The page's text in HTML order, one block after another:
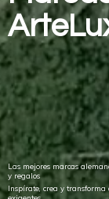
Las mejores marcas
y regalos
Inspírate, crea y transforma